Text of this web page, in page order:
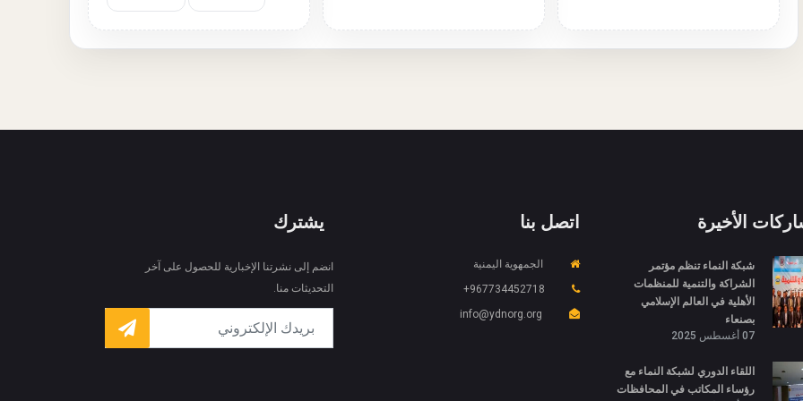
الأخيرة
شبكة النماء تنظم مؤتمر
الشراكة والتنمية للمنظمات
الأهلية في العالم الإسلامي
بصنعاء
07 أغسطس 2025
اللقاء الدوري لشبكة النماء مع
رؤساء المكاتب في المحافظات
اتصل بنا
الجمهوية اليمنية
967734452718+
info@ydnorg.org
يشترك
انضم إلى نشرتنا الإخبارية للحصول على آخر
التحديثات منا.